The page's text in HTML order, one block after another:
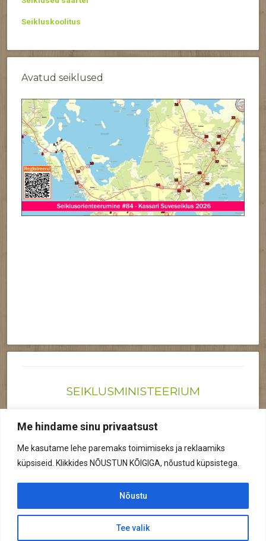
Me hindame sinu privaatsust
Me kasutame lehe paremaks toimimiseks ja reklaamiks
küpsiseid. Klikkides NÕUSTUN KÕIGIGA, nõustud küpsistega.
Tee valik
Nõustu
Seikluskoolitus
Avatud seiklused
SEIKLUSMINISTEERIUM
Reg nr: 12041719